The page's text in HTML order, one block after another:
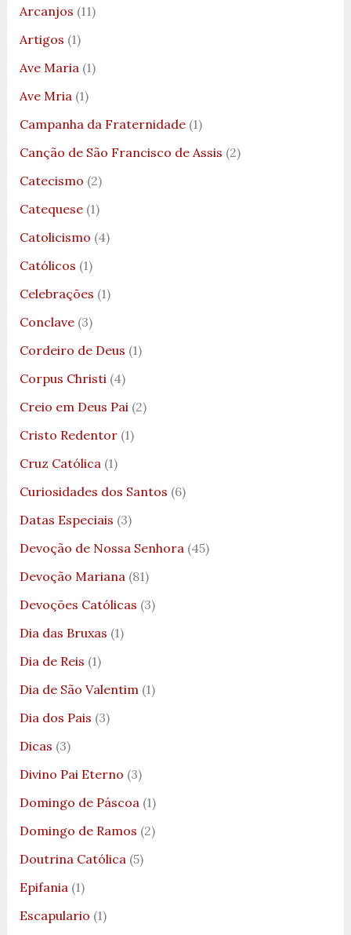
Arcanjos (11)
Artigos (1)
Ave Maria(1)
Ave Mria(1)
Campanha da Fraternidade(1)
Canção de São Francisco de Assis (2)
Catecismo (2)
Catequese(1)
Catolicismo (4)
Católicos (1)
Celebrações (1)
Conclave(3)
Cordeiro de Deus (1)
Corpus Christi(4)
Creio em Deus Pai(2)
Cristo Redentor(1)
Cruz Católica(1)
Curiosidades dos Santos (6)
Datas Especiais (3)
Devoção de Nossa Senhora(45)
Devoção Mariana(81)
Devoções Católicas (3)
Dia das Bruxas (1)
Dia de Reis (1)
Dia de São Valentim(1)
Dia dos Pais (3)
Dicas (3)
Divino Pai Eterno (3)
Domingo de Páscoa(1)
Domingo de Ramos (2)
Doutrina Católica(5)
Epifania(1)
Escapulario (1)